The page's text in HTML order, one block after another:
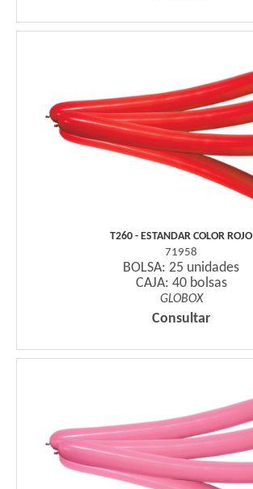
T260 - ESTANDAR COLOR ROJO
71958
BOLSA: 25 unidades
CAJA: 40 bolsas
GLOBOX
Consultar